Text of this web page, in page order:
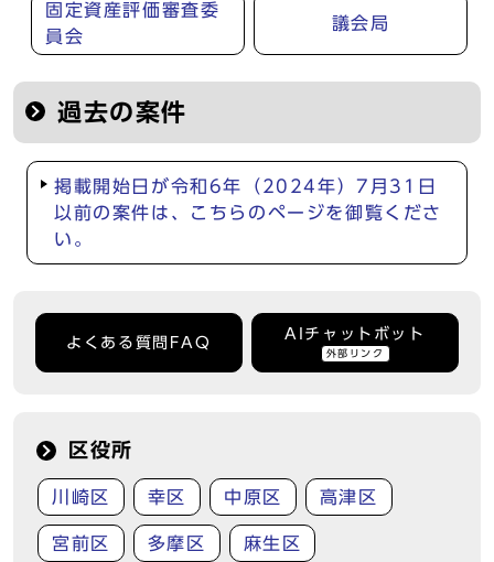
固定資産評価審査委
員会
議会局
過去の案件
掲載開始日が令和6年（2024年）7月31日
以前の案件は、こちらのページを御覧くださ
い。
よくある質問FAQ
AIチャットボット
外部リンク
区役所
川崎区 幸区 中原区 高津区
宮前区 多摩区 麻生区